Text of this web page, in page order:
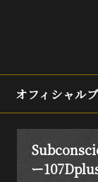
オフィシャル
ー